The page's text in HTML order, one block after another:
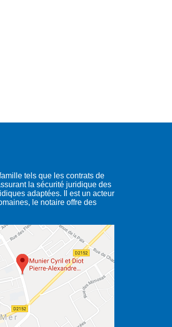
tels que les contrats de
la sécurité juridique des
adaptées. Il est un acteur
le notaire offre des